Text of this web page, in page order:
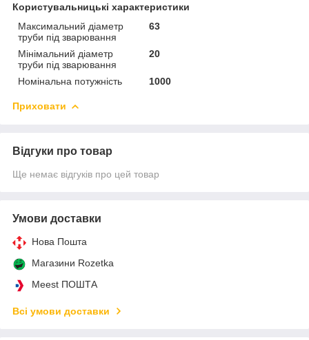
Користувальницькі характеристики
Максимальний діаметр
труби під зварювання
63
Мінімальний діаметр
труби під зварювання
20
Номінальна потужність 1000
Приховати
Відгуки про товар
Ще немає відгуків про цей товар
Умови доставки
Нова Пошта
Магазини Rozetka
Meest ПОШТА
Всі умови доставки